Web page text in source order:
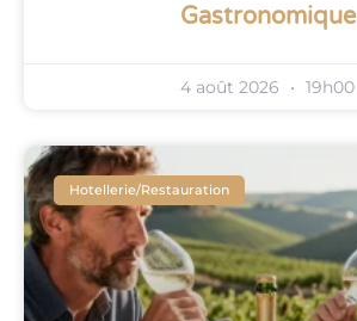
Gastronomique
4 août 2026 19h00
Hotellerie/restauration